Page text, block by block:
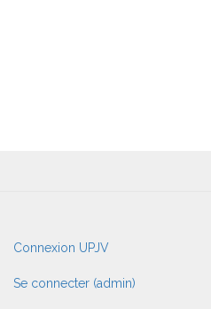
User
account
menu
Connexion UPJV
Se connecter (admin)